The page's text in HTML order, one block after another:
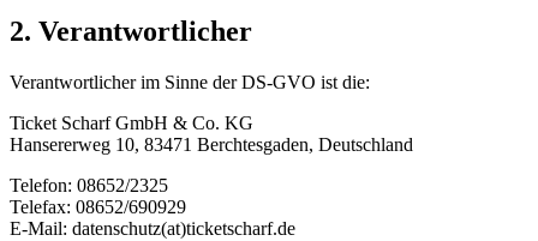
2. Verantwortlicher
Verantwortlicher im Sinne der DS-GVO ist die:
Ticket Scharf GmbH & Co. KG
Hansererweg 10, 83471 Berchtesgaden, Deutschland
Telefon: 08652/2325
Telefax: 08652/690929
E-Mail: datenschutz(at)ticketscharf.de